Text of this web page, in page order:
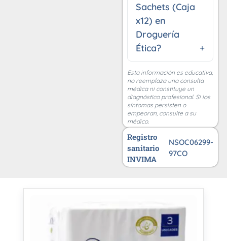
Sachets (Caja
x12) en
Droguería
Ética?
Esta información es educativa,
no reemplaza una consulta
médica ni constituye un
diagnóstico profesional. Si los
síntomas persisten o
empeoran, consulte a su
médico.
Registro
sanitario
INVIMA
NSOC06299-
97CO